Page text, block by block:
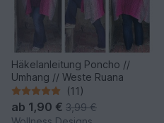
Häkelanleitung Poncho //
Umhang // Weste Ruana
(11)
ab 1,90 € 3,99 €